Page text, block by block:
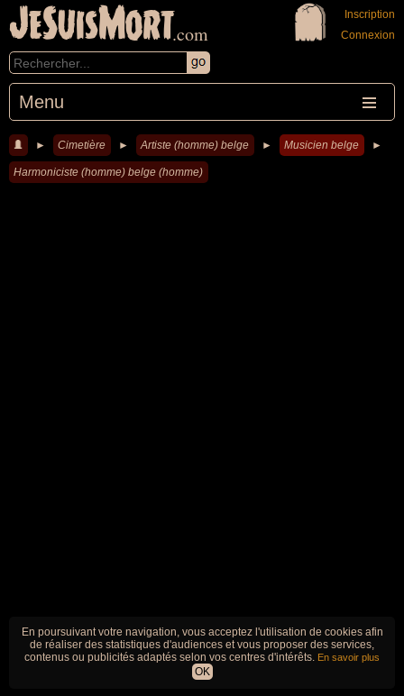
JeSuisMort.com
Menu
Inscription
Connexion
► Cimetière ► Artiste (homme) belge ► Musicien belge ►
Harmoniciste (homme) belge (homme)
En poursuivant votre navigation, vous acceptez l'utilisation de cookies afin
de réaliser des statistiques d'audiences et vous proposer des services,
contenus ou publicités adaptés selon vos centres d'intérêts. En savoir plus
OK